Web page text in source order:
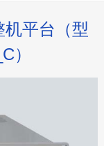
机平台（型
）